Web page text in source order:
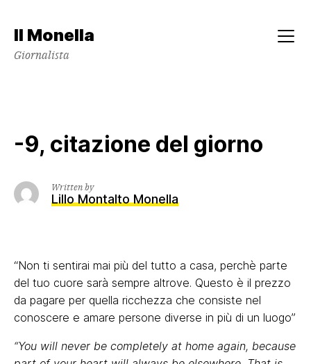
content
Il Monella
Giornalista
Menu
-9, citazione del giorno
Written by
Lillo Montalto Monella
“Non ti sentirai mai più del tutto a casa, perchè parte
del tuo cuore sarà sempre altrove. Questo è il prezzo
da pagare per quella ricchezza che consiste nel
conoscere e amare persone diverse in più di un luogo”
“You will never be completely at home again, because